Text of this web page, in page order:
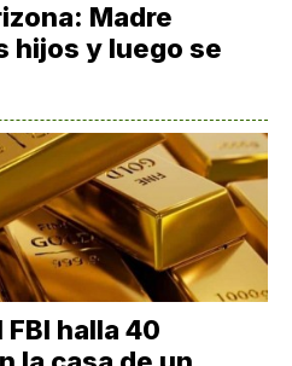
Madre
hijos y luego se
FBI halla 40